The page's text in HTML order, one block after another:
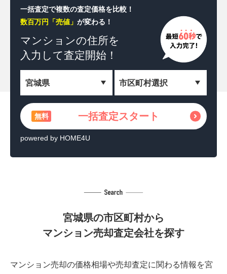
無料 一括査定スタート
＼相続した土地を収益化！／
無料 土地活用の方法を見る
powered by HOME4U
一括査定で複数の査定価格を比較！
数百万円「売値」 が変わる！
マンションの住所を
入力して査定開始！
無料 一括査定スタート
powered by HOME4U
宮城県の市区町村から
マンション売却査定会社を探す
マンション売却の価格相場や売却査定に関わる情報を宮